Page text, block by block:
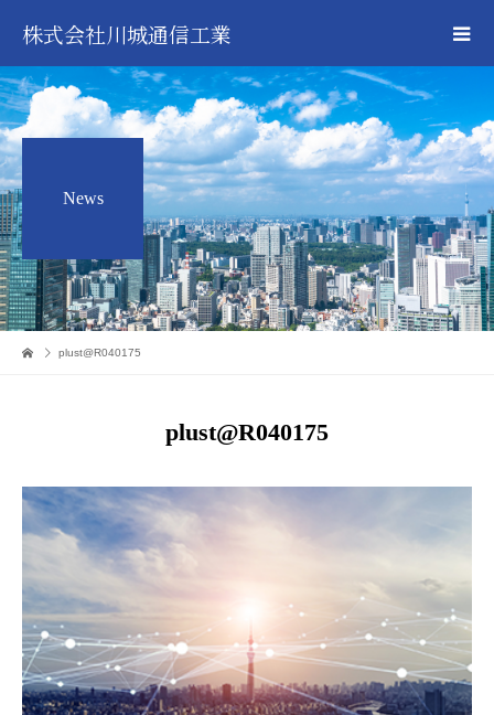
株式会社川城通信工業
News
plust@R040175
plust@R040175